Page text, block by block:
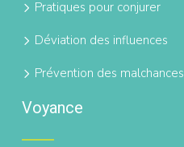
Pratiques pour conjurer
Déviation des influences
Prévention des malchances
Voyance